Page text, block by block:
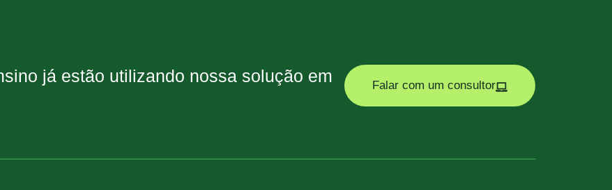
já estão utilizando nossa solução em
Falar com um consultor